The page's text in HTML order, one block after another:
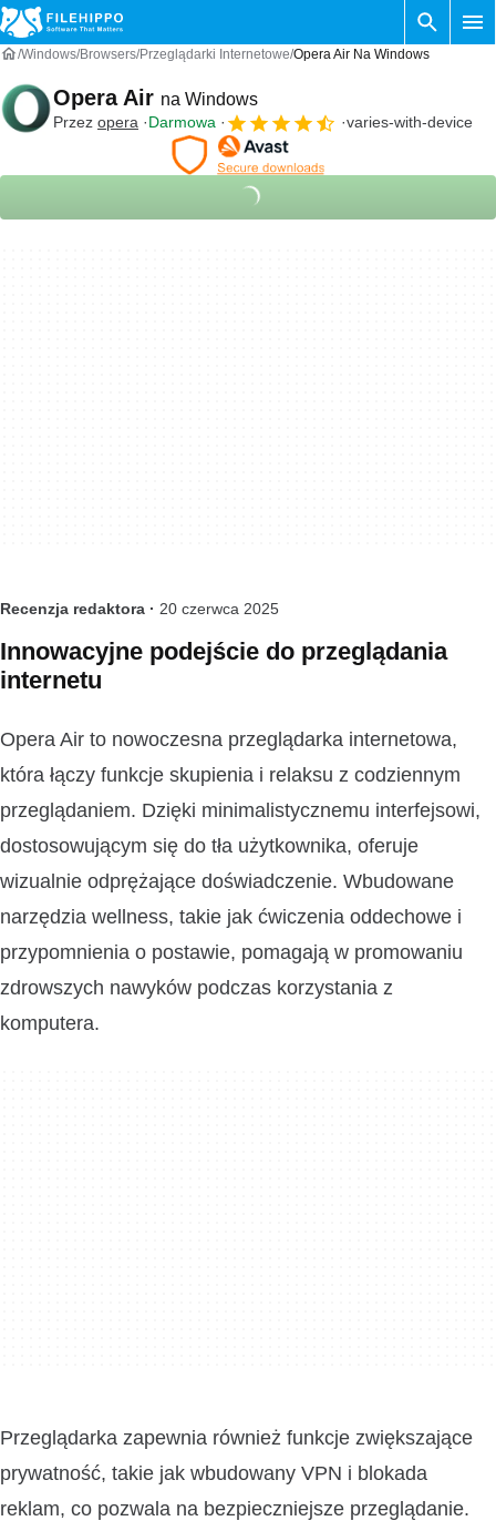
Windows Browsers Przeglądarki Internetowe Opera Air Na Windows
Opera Air na Windows
Przez opera Darmowa varies-with-device
Recenzja redaktora · 20 czerwca 2025
Innowacyjne podejście do przeglądania
internetu
Opera Air to nowoczesna przeglądarka internetowa,
która łączy funkcje skupienia i relaksu z codziennym
przeglądaniem. Dzięki minimalistycznemu interfejsowi,
dostosowującym się do tła użytkownika, oferuje
wizualnie odprężające doświadczenie. Wbudowane
narzędzia wellness, takie jak ćwiczenia oddechowe i
przypomnienia o postawie, pomagają w promowaniu
zdrowszych nawyków podczas korzystania z
komputera.
Przeglądarka zapewnia również funkcje zwiększające
prywatność, takie jak wbudowany VPN i blokada
reklam, co pozwala na bezpieczniejsze przeglądanie.